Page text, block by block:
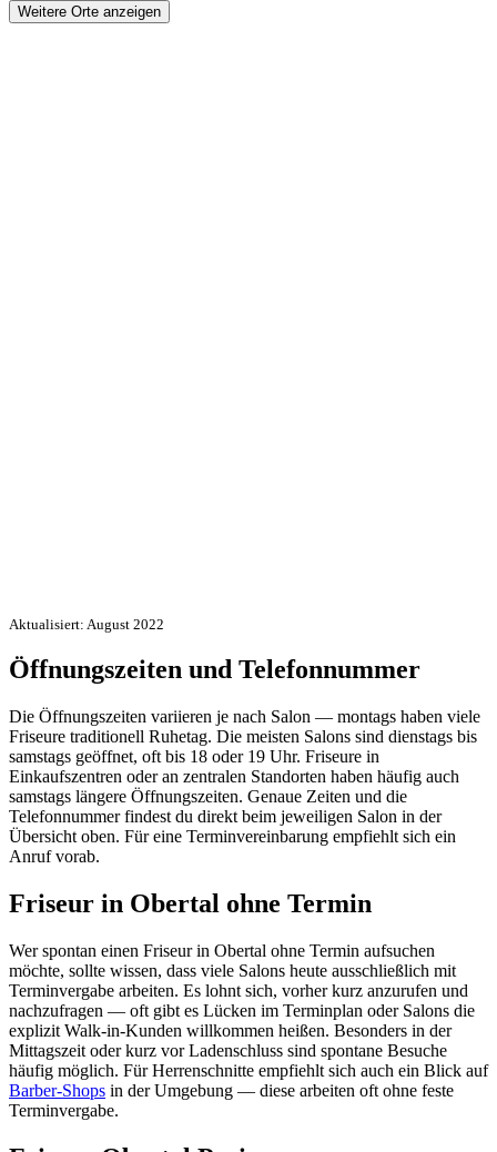
Weitere Orte anzeigen
Aktualisiert: August 2022
Öffnungszeiten und Telefonnummer
Die Öffnungszeiten variieren je nach Salon — montags haben viele
Friseure traditionell Ruhetag. Die meisten Salons sind dienstags bis
samstags geöffnet, oft bis 18 oder 19 Uhr. Friseure in
Einkaufszentren oder an zentralen Standorten haben häufig auch
samstags längere Öffnungszeiten. Genaue Zeiten und die
Telefonnummer findest du direkt beim jeweiligen Salon in der
Übersicht oben. Für eine Terminvereinbarung empfiehlt sich ein
Anruf vorab.
Friseur in Obertal ohne Termin
Wer spontan einen Friseur in Obertal ohne Termin aufsuchen
möchte, sollte wissen, dass viele Salons heute ausschließlich mit
Terminvergabe arbeiten. Es lohnt sich, vorher kurz anzurufen und
nachzufragen — oft gibt es Lücken im Terminplan oder Salons die
explizit Walk-in-Kunden willkommen heißen. Besonders in der
Mittagszeit oder kurz vor Ladenschluss sind spontane Besuche
häufig möglich. Für Herrenschnitte empfiehlt sich auch ein Blick auf
Barber-Shops in der Umgebung — diese arbeiten oft ohne feste
Terminvergabe.